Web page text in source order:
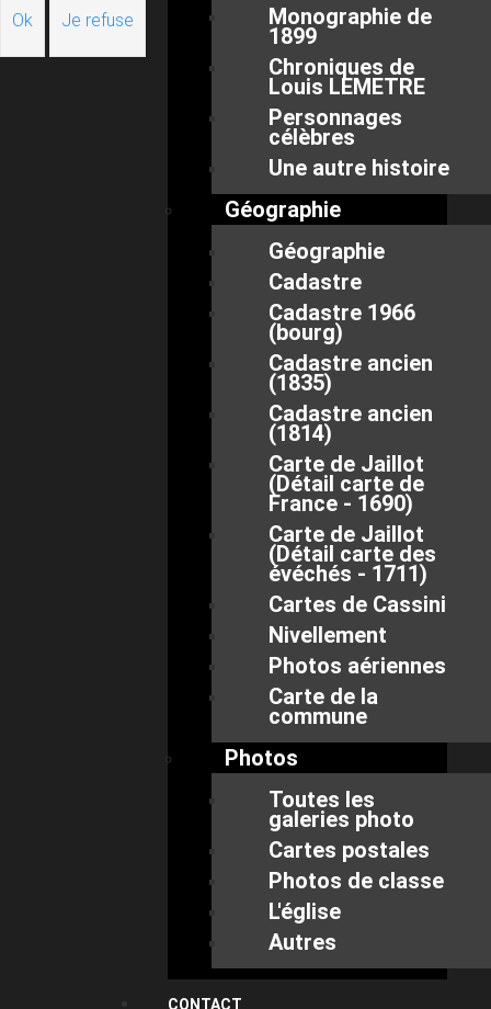
Monographie de
1899
Chroniques de
Louis LEMETRE
Personnages
célèbres
Une autre histoire
Géographie
Géographie
Cadastre
Cadastre 1966
(bourg)
Cadastre ancien
(1835)
Cadastre ancien
(1814)
Carte de Jaillot
(Détail carte de
France - 1690)
Carte de Jaillot
(Détail carte des
évéchés - 1711)
Cartes de Cassini
Nivellement
Photos aériennes
Carte de la
commune
Photos
Toutes les
galeries photo
Cartes postales
Photos de classe
L'église
Autres
CONTACT
Ok Je refuse